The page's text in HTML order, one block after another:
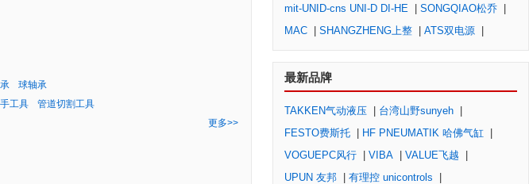
球轴承
工具
管道切割工具
更多>>
mit-UNID-cns UNI-D DI-HE
|SONGQIAO松乔
MAC
|SHANGZHENG上整 |ATS双电源
最新品牌
TAKKEN气动液压 台湾山野sunyeh
FESTO费斯托
HF PNEUMATIK 哈佛气缸
VOGUEPC风行
|VIBA |VALUE飞越
UPUN 友邦
|有理控 unicontrols